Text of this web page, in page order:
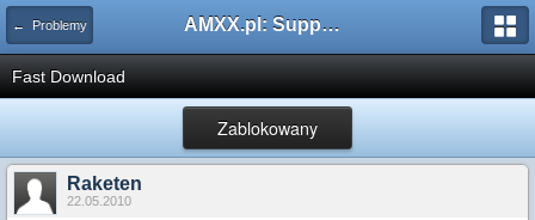
← Problemy AMXX.pl: Support AMX Mod X i SourceMod
Fast Download
Zablokowany
Raketen
22.05.2010